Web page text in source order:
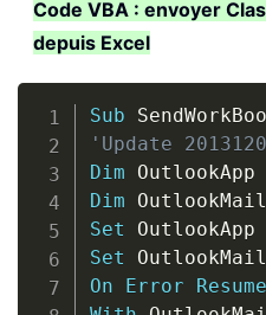
Code VBA : envoyer
depuis Excel
Sub
'Update
Dim OutlookApp
Dim
Set OutlookApp
Set
On
Error Resume